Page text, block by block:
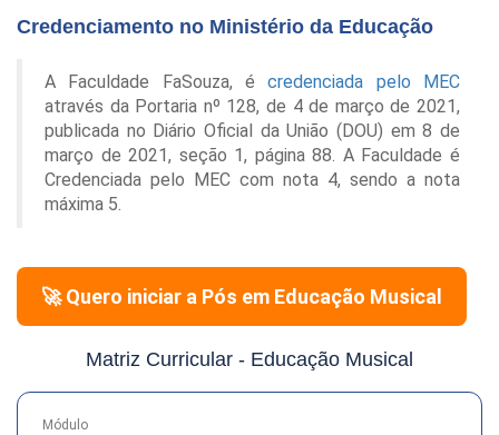
Credenciamento no Ministério da Educação
A Faculdade FaSouza, écredenciada pelo MEC
através da Portaria nº 128, de 4 de março de 2021,
publicada no Diário Oficial da União (DOU) em 8 de
março de 2021, seção 1, página 88. A Faculdade é
Credenciada pelo MEC com nota 4, sendo a nota
máxima 5.
🚀 Quero iniciar a Pós em Educação Musical
Matriz Curricular - Educação Musical
Módulo